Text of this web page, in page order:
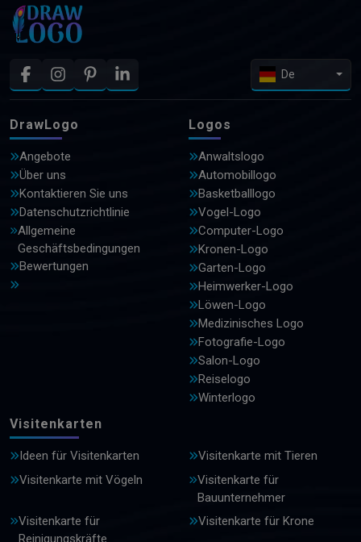
De
DrawLogo
Angebote
Über uns
Kontaktieren Sie uns
Datenschutzrichtlinie
Allgemeine
Geschäftsbedingungen
Bewertungen
Logos
Anwaltslogo
Automobillogo
Basketballlogo
Vogel-Logo
Computer-Logo
Kronen-Logo
Garten-Logo
Heimwerker-Logo
Löwen-Logo
Medizinisches Logo
Fotografie-Logo
Salon-Logo
Reiselogo
Winterlogo
Visitenkarten
Ideen für Visitenkarten
Visitenkarte mit Tieren
Visitenkarte mit Vögeln
Visitenkarte für
Bauunternehmer
Visitenkarte für
Reinigungskräfte
Visitenkarte für Krone